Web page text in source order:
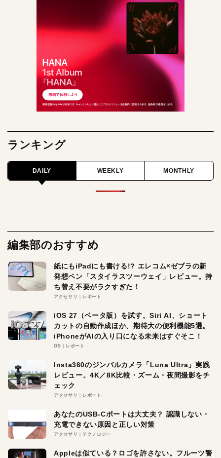
ランキング
DAILY WEEKLY MONTHLY
編集部のおすすめ
紙にもiPadにも書ける!? エレコム×ゼブラの新
発想ペン「スタイラスツーウェイ」レビュー。持
ち替え不要がラクすぎた！
アクセサリ レポート
iOS 27（ベータ版）を試す。Siri AI、ショート
カットの自動作成ほか、期待大の便利機能5選。
iPhoneがAIの入り口になる未来はすぐそこ！
OS レポート
Insta360のジンバルカメラ「Luna Ultra」実践
レビュー。4K／8K比較・ズーム・夜間撮影をチ
ェック
アクセサリ レポート
あなたのUSB-Cポートは大丈夫？ 認識しない・
充電できない原因と正しい対策
アクセサリ テクノロジー
Appleは似ている？ロゴを許さない。フルーツ警